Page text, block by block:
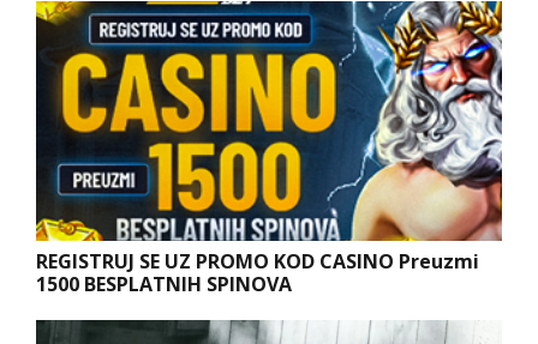
REGISTRUJ SE UZ PROMO KOD CASINO Preuzmi
1500 BESPLATNIH SPINOVA